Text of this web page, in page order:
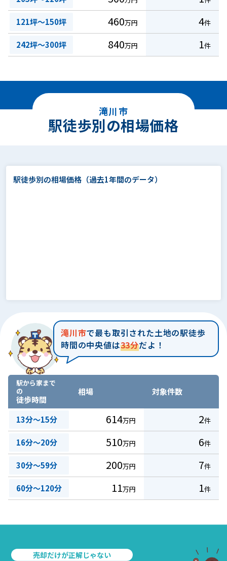
121坪～150坪 460万円 4件
242坪～300坪 840万円 1件
滝川市
駅徒歩別の相場価格
駅徒歩別の相場価格 （過去1年間のデータ）
滝川市で最も取引された土地の駅徒歩
時間の中央値は33分だよ！
駅から家まで
の
徒歩時間
相場 対象件数
13分～15分 614万円 2件
16分～20分 510万円 6件
30分～59分 200万円 7件
60分～120分 11万円 1件
売却だけが正解じゃない